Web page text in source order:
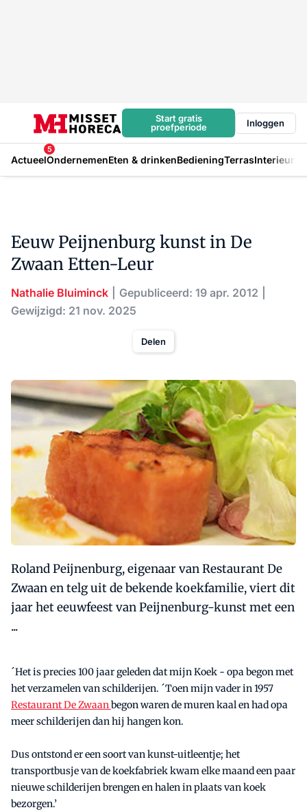
Start gratis
proefperiode
Inloggen
Actueel
5
OndernemenEten & drinkenBedieningTerrasInterieur
Eeuw Peijnenburg kunst in De
Zwaan Etten-Leur
Nathalie Bluiminck
Gepubliceerd: 19 apr. 2012
Gewijzigd: 21 nov. 2025
Delen
Roland Peijnenburg, eigenaar van Restaurant De
Zwaan en telg uit de bekende koekfamilie, viert dit
jaar het eeuwfeest van Peijnenburg-kunst met een
...
´Het is precies 100 jaar geleden dat mijn Koek - opa begon met
het verzamelen van schilderijen. ´Toen mijn vader in 1957
Restaurant De Zwaanbegon waren de muren kaal en had opa
meer schilderijen dan hij hangen kon.
Dus ontstond er een soort van kunst-uitleentje; het
transportbusje van de koekfabriek kwam elke maand een paar
nieuwe schilderijen brengen en halen in plaats van koek
bezorgen.’